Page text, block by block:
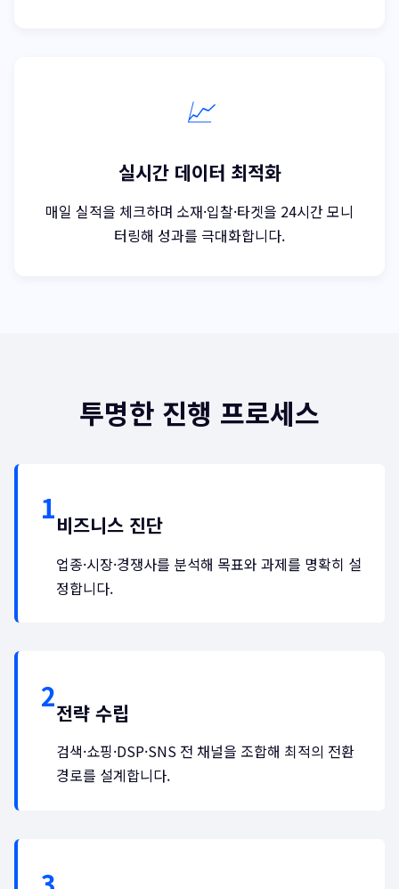
📈
실시간 데이터 최적화
매일 실적을 체크하며 소재·입찰·타겟을 24시간 모니
터링해 성과를 극대화합니다.
투명한 진행 프로세스
비즈니스 진단
업종·시장·경쟁사를 분석해 목표와 과제를 명확히 설
정합니다.
전략 수립
검색·쇼핑·DSP·SNS 전 채널을 조합해 최적의 전환
경로를 설계합니다.